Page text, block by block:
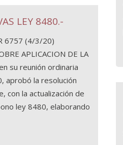
LEY 8480.-
6757 (4/3/20)
APLICACION DE LA
su reunión ordinaria
aprobó la resolución
con la actualización de
ley 8480, elaborando